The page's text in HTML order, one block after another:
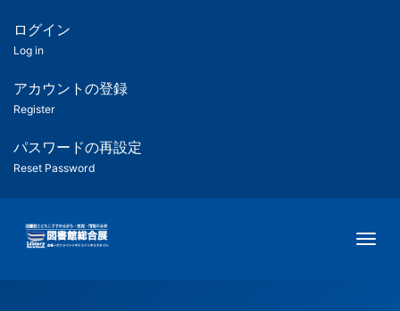
ツ
匿
名
ユ
ー
ー
用
メ
ログイン
Log in
アカウントの登録
Register
パスワードの再設定
Reset Password